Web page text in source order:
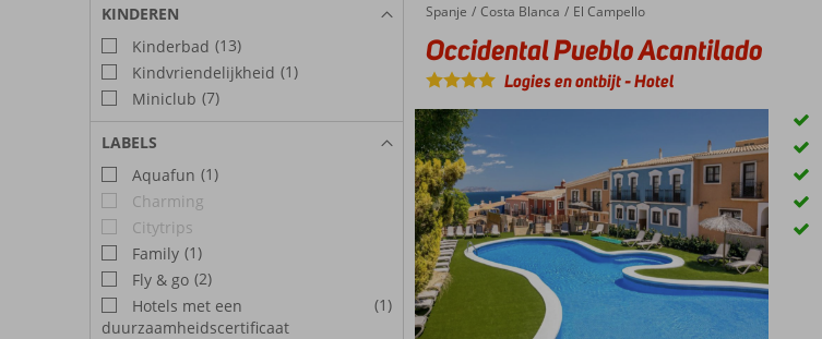
KINDEREN
Kinderbad (13)
Kindvriendelijkheid (1)
Miniclub (7)
LABELS
Aquafun (1)
Charming
Citytrips
Family (1)
Fly & go (2)
Hotels met een
duurzaamheidscertificaat
(1)
Home
Spanje Costa Blanca El Campello
Occidental Pueblo Acantilado
Occidental Pueblo Acantilado
Logies en ontbijt-Hotel